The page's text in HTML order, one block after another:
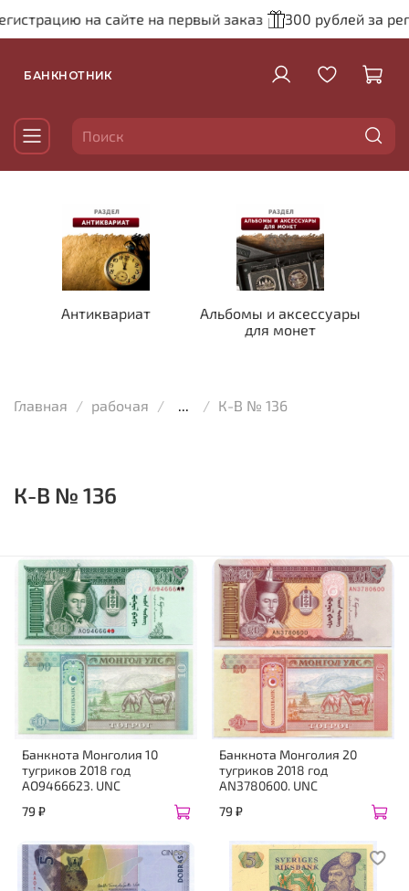
на сайте на первый заказ 300 рублей за
БАНКНОТНИК
Антиквариат
Альбомы и аксессуары
для монет
Главная рабочая ... К-В № 136
К-В № 136
Банкнота Монголия 10
тугриков 2018 год
AO9466623. UNC
79 ₽
Банкнота Монголия 20
тугриков 2018 год
AN3780600. UNC
79 ₽